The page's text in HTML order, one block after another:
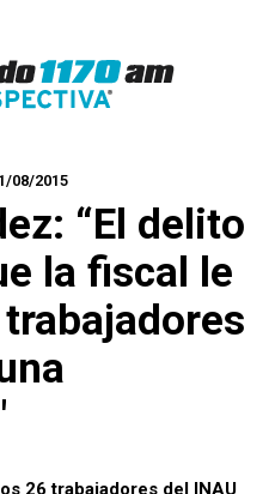
08/2015
“El delito
la fiscal le
26 trabajadores del INAU